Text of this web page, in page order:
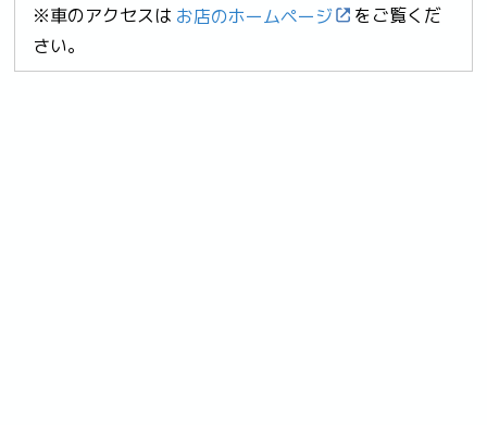
※車のアクセスは お店のホームページ
をご覧くだ
さい。